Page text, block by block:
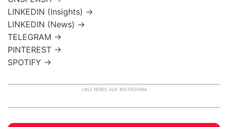
LINKEDIN (Insights) →
LINKEDIN (News) →
TELEGRAM →
PINTEREST →
SPOTIFY →
LINZ NEWS AUF INSTAGRAM